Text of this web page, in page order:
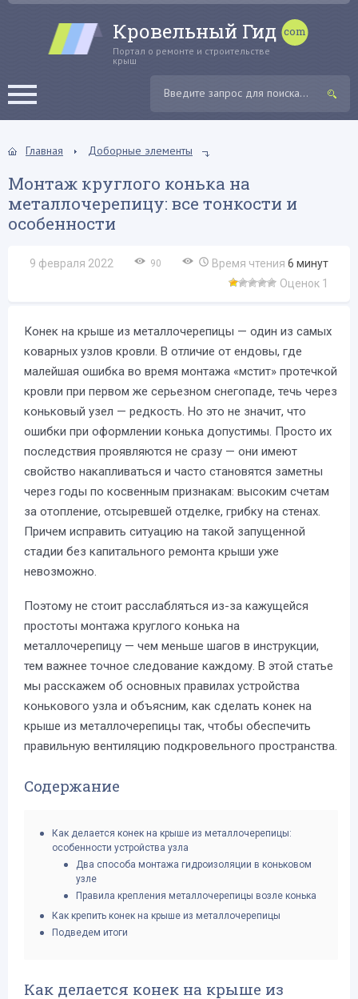
Кровельный Гид
Портал о ремонте и строительстве
крыш
Главная Доборные элементы
Монтаж круглого конька на
металлочерепицу: все тонкости и
особенности
9 февраля 2022 90 Время чтения 6 минут
Оценок 1
Конек на крыше из металлочерепицы — один из самых
коварных узлов кровли. В отличие от ендовы, где
малейшая ошибка во время монтажа «мстит» протечкой
кровли при первом же серьезном снегопаде, течь через
коньковый узел — редкость. Но это не значит, что
ошибки при оформлении конька допустимы. Просто их
последствия проявляются не сразу — они имеют
свойство накапливаться и часто становятся заметны
через годы по косвенным признакам: высоким счетам
за отопление, отсыревшей отделке, грибку на стенах.
Причем исправить ситуацию на такой запущенной
стадии без капитального ремонта крыши уже
невозможно.
Поэтому не стоит расслабляться из-за кажущейся
простоты монтажа круглого конька на
металлочерепицу — чем меньше шагов в инструкции,
тем важнее точное следование каждому. В этой статье
мы расскажем об основных правилах устройства
конькового узла и объясним, как сделать конек на
крыше из металлочерепицы так, чтобы обеспечить
правильную вентиляцию подкровельного пространства.
Содержание
Как делается конек на крыше из металлочерепицы:
особенности устройства узла
Два способа монтажа гидроизоляции в коньковом
узле
Правила крепления металлочерепицы возле конька
Как крепить конек на крыше из металлочерепицы
Подведем итоги
Как делается конек на крыше из